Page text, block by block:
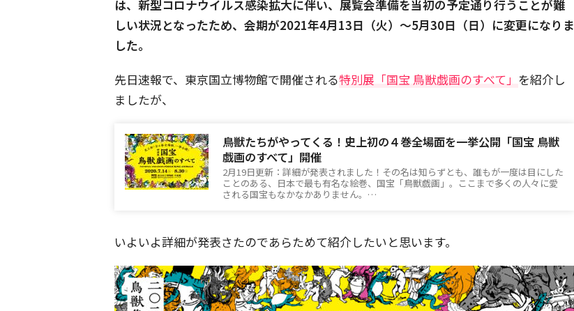
は、新型コロナウイルス感染拡大に伴い、展覧会準備を当初の予定通り行うことが難
しい状況となったため、会期が2021年4月13日（火）～5月30日（日）に変更になりま
した。
先日速報で、東京国立博物館で開催される特別展「国宝 鳥獣戯画のすべて」 を紹介し
ましたが、
鳥獣たちがやってくる！史上初の４巻全場面を一挙公開「国宝 鳥獣
戯画のすべて」開催
2月19日更新：詳細が発表されました！その名は知らずとも、誰もが一度は目にした
ことのある、日本で最も有名な絵巻、国宝「鳥獣戯画」。ここまで多くの人々に愛
される国宝もなかなかありません。…
いよいよ詳細が発表さたのであらためて紹介したいと思います。